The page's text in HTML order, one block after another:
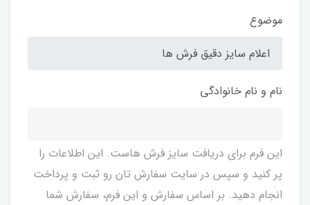
موضوع
نام و نام خانوادگی
این فرم برای دریافت سایز فرش هاست. این اطلاعات را
پر کنید و سپس در سایت سفارش تان رو ثبت و پرداخت
انجام دهید. بر اساس سفارش و این فرم، سفارش شما